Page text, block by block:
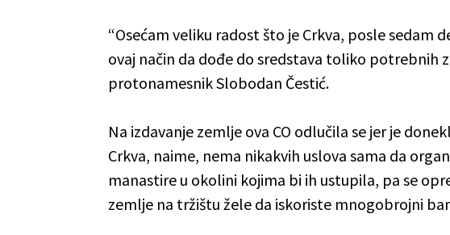
“Osećam veliku radost što je Crkva, posle sedam
ovaj način da dođe do sredstava toliko potrebnih
protonamesnik Slobodan Čestić.
Na izdavanje zemlje ova CO odlučila se jer je
Crkva, naime, nema nikakvih uslova sama da
manastire u okolini kojima bi ih ustupila, pa se
zemlje na tržištu žele da iskoriste mnogobrojni